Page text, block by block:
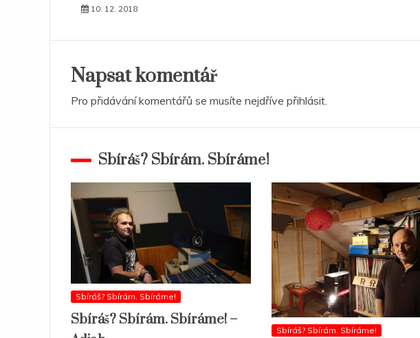
10. 12. 2018
Napsat komentář
Pro přidávání komentářů se musíte nejdříve přihlásit
Sbíráš? Sbírám. Sbíráme!
Sbíráš? Sbírám. Sbíráme!
Sbíráš? Sbírám. Sbíráme! –
Sbíráš? Sbírám. Sbíráme!